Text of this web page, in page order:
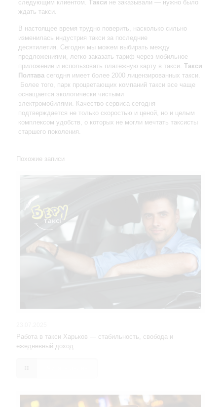
следующим клиентом. Такси не заказывали — нужно было
ждать такси.
В настоящее время трудно поверить, насколько сильно
изменилась индустрия такси за последние
десятилетия. Сегодня мы можем выбирать между
предложениями, легко заказать тариф через мобильное
приложение и использовать платежную карту в такси. Такси
Полтава сегодня имеет более 2000 лицензированных такси.
Более того, парк процветающих компаний такси все чаще
оснащается экологически чистыми
электромобилями. Качество сервиса сегодня
подтверждается не только скоростью и ценой, но и целым
комплексом удобств, о которых не могли мечтать таксисты
старшего поколения.
Похожие записи
Работа в такси Харьков — стабильность, свобода и
ежедневный доход